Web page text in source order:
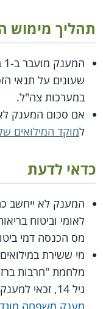
תהליך מימוש
שעונים על תנאי
במערכות צה"ל.
אם סכום המענק
למוקד המילואים
כדאי לדעת
המענק לא ייחשב
לאומי וביטוח
מס הכנסה דמי
מלחמת "חרבות
גיל 14, זכאי למענק משפחה מוגדל. למידע נוסף ראו